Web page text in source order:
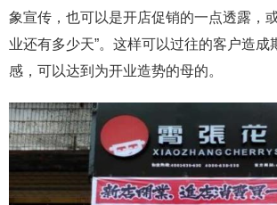
象宣传，也可以是开店促销的一点透露，
业还有多少天”。这样可以过往的客户造成
感，可以达到为开业造势的母的。